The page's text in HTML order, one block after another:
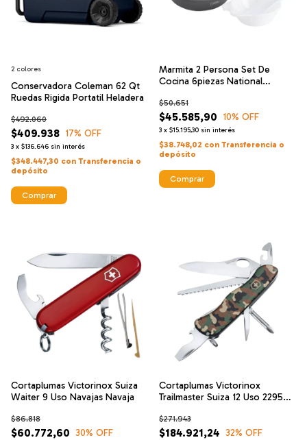
Conservadora Coleman 62 Qt
Ruedas Rigida Portatil Heladera
$409.938
$492.060
17% OFF
3 x $136.646 sin interés
$348.447,30 con Transferencia o
depósito
2 colores
Comprar
Marmita 2 Persona Set De
Cocina 6piezas National
$45.585,90
$50.651
10% OFF
3 x $15.195,30 sin interés
$38.748,02 con Transferencia o
depósito
Cortaplumas Victorinox Suiza
Waiter 9 Uso Navajas Navaja
$60.772,60
$86.818
30% OFF
Cortaplumas Victorinox
Trailmaster Suiza 12 Uso 22956
$184.921,24
$271.943
32% OFF